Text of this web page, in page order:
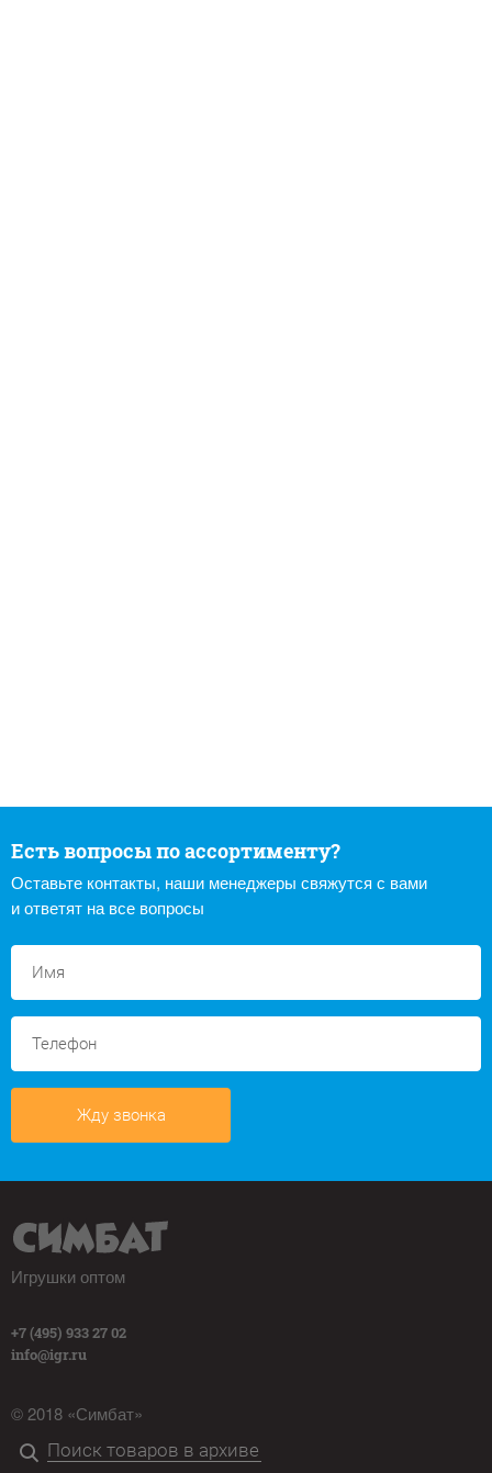
Есть вопросы по ассортименту?
Оставьте контакты, наши менеджеры свяжутся с вами
и ответят на все вопросы
Жду звонка
Игрушки оптом
+7 (495) 933 27 02
info@igr.ru
© 2018 «Симбат»